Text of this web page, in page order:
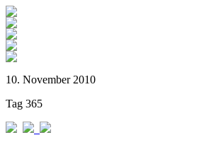
10. November 2010
Tag 365